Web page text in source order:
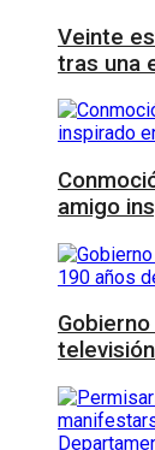
Veinte
tras una
amigo